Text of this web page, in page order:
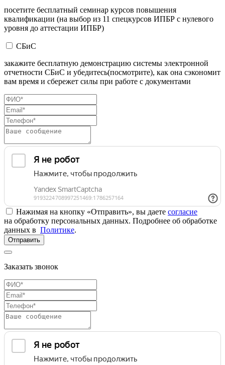
посетите бесплатный семинар курсов повышения
квалификации (на выбор из 11 спецкурсов ИПБР с нулевого
уровня до аттестации ИПБР)
СБиС
закажите бесплатную демонстрацию системы электронной
отчетности СБиС и убедитесь(посмотрите), как она сэкономит
вам время и сбережет силы при работе с документами
Нажимая на кнопку «Отправить», вы даете согласие
на обработку персональных данных. Подробнее об обработке
данных в Политике.
Отправить
Заказать звонок